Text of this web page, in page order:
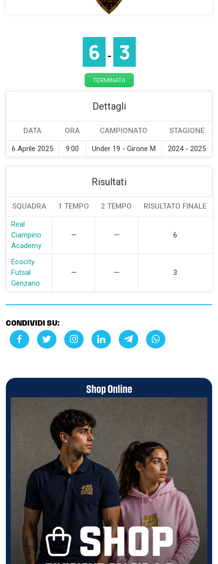
6 - 3
TERMINATA
Dettagli
DATA ORA CAMPIONATO STAGIONE
6 Aprile 2025 9:00 Under 19 - Girone M 2024 - 2025
Risultati
SQUADRA 1 TEMPO 2 TEMPO RISULTATO FINALE
Real
Ciampino
Academy
— — 6
Ecocity
Futsal
Genzano
— — 3
CONDIVIDI SU:
Shop Online